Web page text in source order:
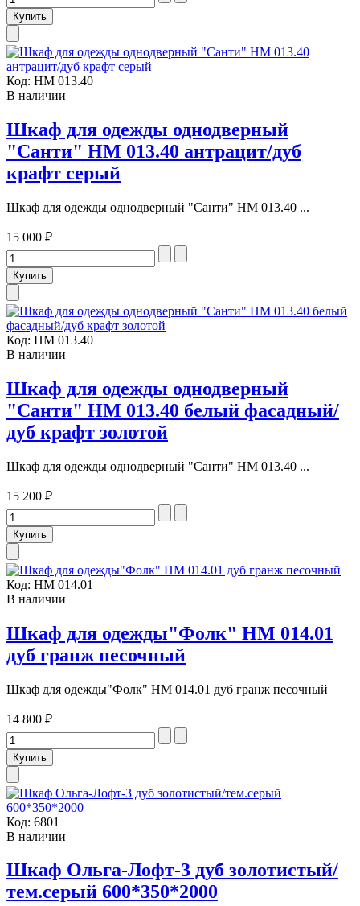
Код: НМ 013.40
В наличии
Шкаф для одежды однодверный
"Санти" НМ 013.40 антрацит/дуб
крафт серый
Шкаф для одежды однодверный "Санти" НМ 013.40 ...
15 000 ₽
Код: НМ 013.40
В наличии
Шкаф для одежды однодверный
"Санти" НМ 013.40 белый фасадный/
дуб крафт золотой
Шкаф для одежды однодверный "Санти" НМ 013.40 ...
15 200 ₽
Код: НМ 014.01
В наличии
Шкаф для одежды"Фолк" НМ 014.01
дуб гранж песочный
Шкаф для одежды"Фолк" НМ 014.01 дуб гранж песочный
14 800 ₽
Код: 6801
В наличии
Шкаф Ольга-Лофт-3 дуб золотистый/
тем.серый 600*350*2000